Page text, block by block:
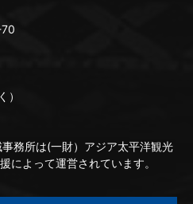
務所は(一財）アジア太平洋観光
によって運営されています。